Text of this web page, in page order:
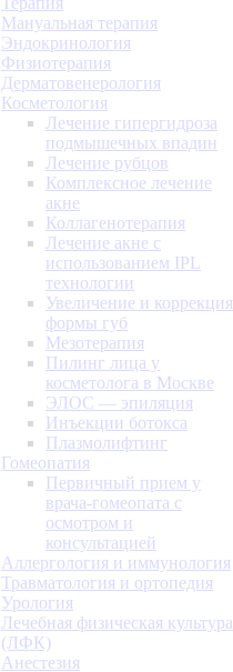
Мануальная терапия
Эндокринология
Физиотерапия
Дерматовенерология
Косметология
Лечение гипергидроза
подмышечных впадин
Лечение рубцов
Комплексное лечение
акне
Коллагенотерапия
Лечение акне с
использованием IPL
технологии
Увеличение и коррекция
формы губ
Мезотерапия
Пилинг лица у
косметолога в Москве
ЭЛОС — эпиляция
Инъекции ботокса
Плазмолифтинг
Гомеопатия
Первичный прием у
врача-гомеопата с
осмотром и
консультацией
Аллергология и иммунология
Травматология и ортопедия
Урология
Лечебная физическая культура
(ЛФК)
Анестезия